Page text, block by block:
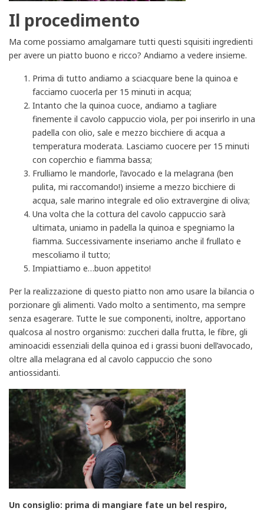
Il procedimento
Ma come possiamo amalgamare tutti questi squisiti ingredienti
per avere un piatto buono e ricco? Andiamo a vedere insieme.
Prima di tutto andiamo a sciacquare bene la quinoa e
facciamo cuocerla per 15 minuti in acqua;
Intanto che la quinoa cuoce, andiamo a tagliare
finemente il cavolo cappuccio viola, per poi inserirlo in una
padella con olio, sale e mezzo bicchiere di acqua a
temperatura moderata. Lasciamo cuocere per 15 minuti
con coperchio e fiamma bassa;
Frulliamo le mandorle, l’avocado e la melagrana (ben
pulita, mi raccomando!) insieme a mezzo bicchiere di
acqua, sale marino integrale ed olio extravergine di oliva;
Una volta che la cottura del cavolo cappuccio sarà
ultimata, uniamo in padella la quinoa e spegniamo la
fiamma. Successivamente inseriamo anche il frullato e
mescoliamo il tutto;
Impiattiamo e…buon appetito!
Per la realizzazione di questo piatto non amo usare la bilancia o
porzionare gli alimenti. Vado molto a sentimento, ma sempre
senza esagerare. Tutte le sue componenti, inoltre, apportano
qualcosa al nostro organismo: zuccheri dalla frutta, le fibre, gli
aminoacidi essenziali della quinoa ed i grassi buoni dell’avocado,
oltre alla melagrana ed al cavolo cappuccio che sono
antiossidanti.
Un consiglio: prima di mangiare fate un bel respiro,